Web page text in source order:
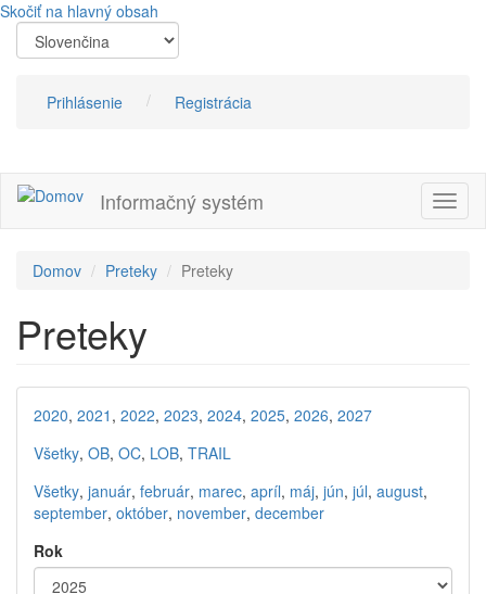
Skočiť na hlavný obsah
Prihlásenie Registrácia
Informačný systém
Domov Preteky Preteky
Preteky
2020, 2021 , 2022, 2023, 2024, 2025, 2026, 2027
Všetky, OB, OC, LOB, TRAIL
Všetky, január, február, marec, apríl, máj, jún, júl, august,
september, október, november, december
Rok